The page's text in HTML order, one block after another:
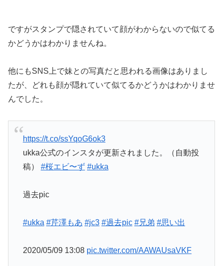
ですがスタンプで隠されていて顔がわからないので似てる
かどうかはわかりませんね。
他にもSNS上で妹との写真だと思われる画像はありまし
たが、どれも顔が隠れていて似てるかどうかはわかりませ
んでした。
https://t.co/ssYqoG6ok3
ukka公式のインスタが更新されました。（自動投
稿） #桜エビ〜ず #ukka
過去pic
#ukka #芹澤もあ #jc3 #過去pic #兄弟 #思い出
2020/05/09 13:08 pic.twitter.com/AAWAUsaVKF